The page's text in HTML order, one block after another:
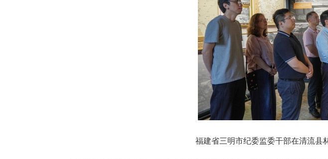
福建省三明市纪委监委干部在清流